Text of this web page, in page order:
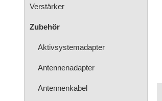
Verstärker
Zubehör
Aktivsystemadapter
Antennenadapter
Antennenkabel